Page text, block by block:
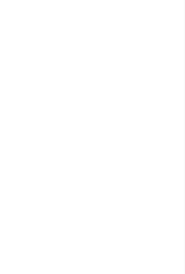
tous les
détenons
sujet, ou